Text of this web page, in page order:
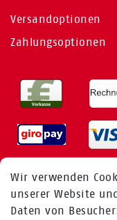
Wir verwenden
unserer Website
Daten von
Versandoptionen
Zahlungsoptionen
MEHR ÜBER UNS